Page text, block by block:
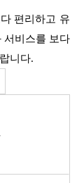
편리하고 유
서비스를 보다
니다.